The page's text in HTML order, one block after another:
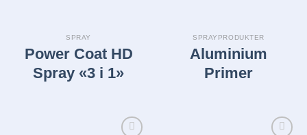
SPRAY
Power Coat HD
Spray «3 i 1»
SPRAYPRODUKTER
Aluminium
Primer